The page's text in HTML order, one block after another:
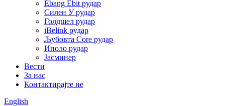
Ebang Ebit рудар
Силен У рудар
Голдшел рудар
iBelink рудар
Љубовта Core рудар
Иполо рудар
Јасминер
Вести
За нас
Контактирајте не
English